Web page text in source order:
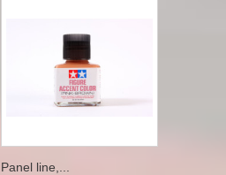
Panel line,...